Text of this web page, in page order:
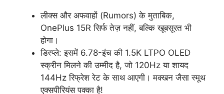
लीक्स और अफवाहों (Rumors) के मुताबिक,
OnePlus 15R सिर्फ तेज़ नहीं, बल्कि खूबसूरत भी
होगा।
डिस्प्ले: इसमें 6.78-इंच की 1.5K LTPO OLED
स्क्रीन मिलने की उम्मीद है, जो 120Hz या शायद
144Hz रिफ्रेश रेट के साथ आएगी। मक्खन जैसा स्मूथ
एक्सपीरियंस पक्का है!